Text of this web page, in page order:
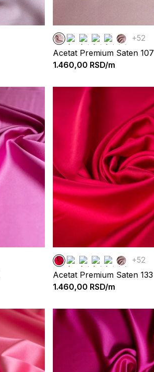
+52
Acetat Premium Saten 107
1.460,00 RSD/m
+52
Acetat Premium Saten 133
1.460,00 RSD/m